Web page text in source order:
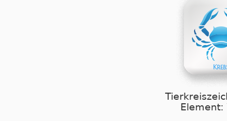
Element: